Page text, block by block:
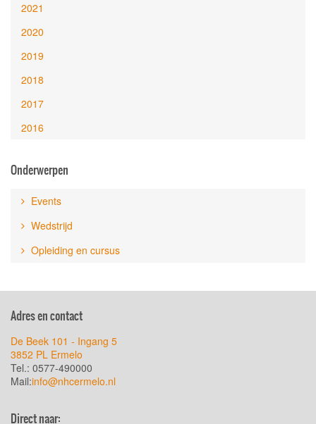
2021
2020
2019
2018
2017
2016
Onderwerpen
Events
Wedstrijd
Opleiding en cursus
Adres en contact
De Beek 101 - Ingang 5
3852 PL Ermelo
Tel.: 0577-490000
Mail:info@nhcermelo.nl
Direct naar: